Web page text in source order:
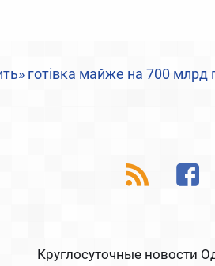
готівка майже на 700
Круглосуточные новости